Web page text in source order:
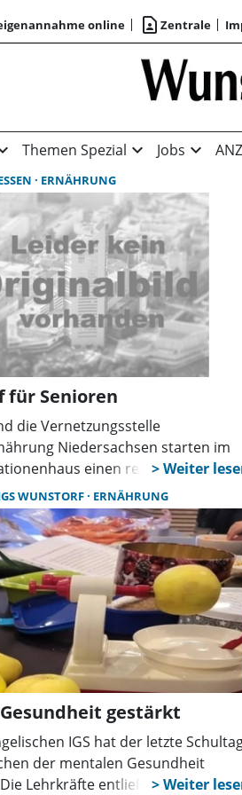
online contact_page Zentrale
Themen Spezial expand_more Jobs expand_more
ERNÄHRUNG
für Senioren
die Vernetzungsstelle
Niedersachsen starten im
einen regelmäßigen
Senioren. Im Mittelpunkt stehen
Gerichte, gemeinsames
mit anderen Menschen.
WUNSTORF ERNÄHRUNG
gestärkt
IGS hat der letzte
der mentalen Gesundheit
Lehrkräfte entließen die